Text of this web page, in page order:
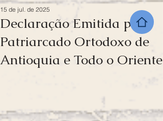
Declaração Emitida pelo
Patriarcado Ortodoxo de
Antioquia e Todo o Oriente
15 de jul. de 2025